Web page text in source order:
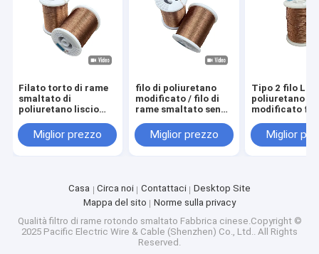
Filtro di rame piatto smaltato
Filati ricoperti di seta
Cavi magnetici ad alta temperatura
Filato torto di rame
smaltato di
poliuretano liscio
Miglior prezzo
filo di poliuretano
modificato / filo di
rame smaltato senza
Miglior prezzo
Tipo 2 filo Litz
poliuretano
modificato
Miglior
Casa Circa noi Contattaci
Desktop Site
Mappa del sito
Norme sulla privacy
Qualitàfiltro di rame rotondo smaltato Fabbrica cinese.Copyright ©
2025 Pacific Electric Wire & Cable (Shenzhen) Co., Ltd.. All Rights
Reserved.